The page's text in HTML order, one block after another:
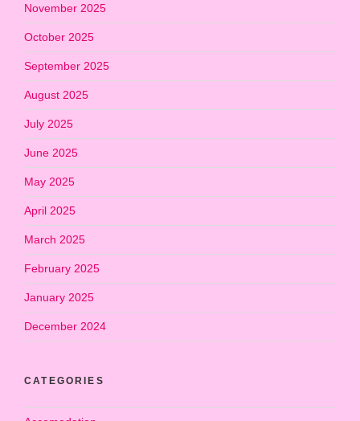
November 2025
October 2025
September 2025
August 2025
July 2025
June 2025
May 2025
April 2025
March 2025
February 2025
January 2025
December 2024
CATEGORIES